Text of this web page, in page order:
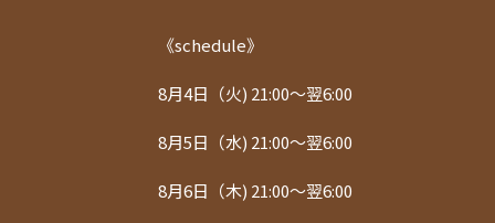
《schedule》
8月4日（火) 21:00〜翌6:00
8月5日（水) 21:00〜翌6:00
8月6日（木) 21:00〜翌6:00